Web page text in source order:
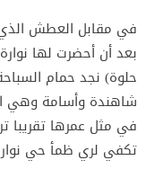
في مقابل العطش
بعد أن أحضرت لها
حلوة) نجد حمام
شاهندة وأسامة وهي
في مثل عمرها تقريبا
تكفي لري ظمأ حي